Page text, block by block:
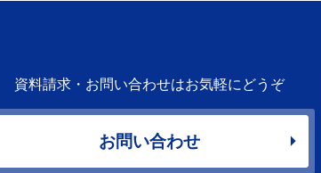
資料請求・お問い合わせはお気軽にどうぞ
お問い合わせ